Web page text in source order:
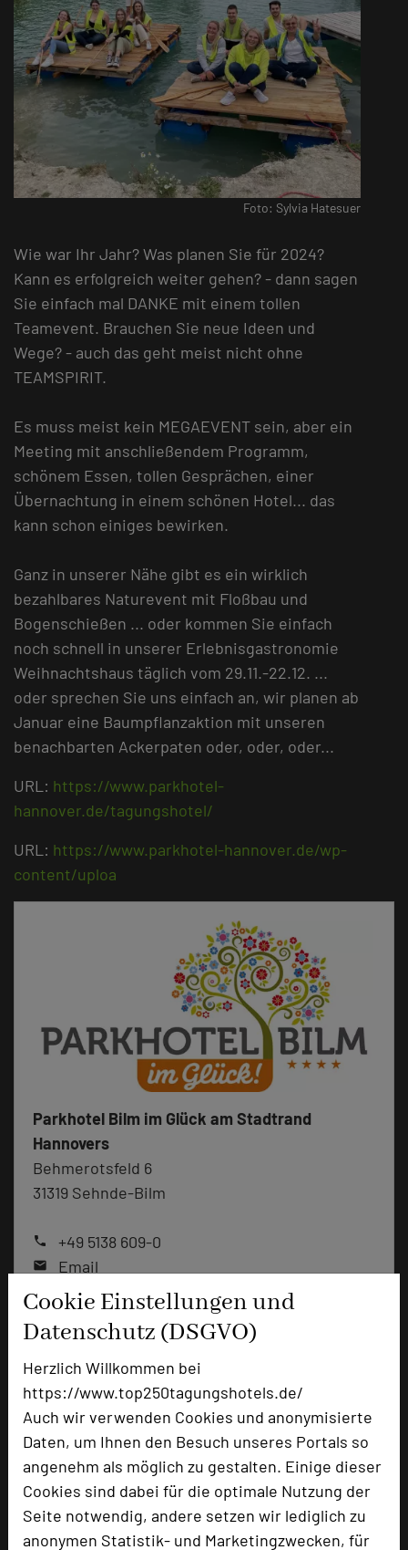
Cookie Einstellungen und
Datenschutz (DSGVO)
Herzlich Willkommen bei
https://www.top250tagungshotels.de/
Auch wir verwenden Cookies und anonymisierte
Daten, um Ihnen den Besuch unseres Portals so
angenehm als möglich zu gestalten. Einige dieser
Cookies sind dabei für die optimale Nutzung der
Seite notwendig, andere setzen wir lediglich zu
anonymen Statistik- und Marketingzwecken, für
Foto: Sylvia Hatesuer
Wie war Ihr Jahr? Was planen Sie für 2024?
Kann es erfolgreich weiter gehen? - dann sagen
Sie einfach mal DANKE mit einem tollen
Teamevent. Brauchen Sie neue Ideen und
Wege? - auch das geht meist nicht ohne
TEAMSPIRIT.
Es muss meist kein MEGAEVENT sein, aber ein
Meeting mit anschließendem Programm,
schönem Essen, tollen Gesprächen, einer
Übernachtung in einem schönen Hotel... das
kann schon einiges bewirken.
Ganz in unserer Nähe gibt es ein wirklich
bezahlbares Naturevent mit Floßbau und
Bogenschießen ... oder kommen Sie einfach
noch schnell in unserer Erlebnisgastronomie
Weihnachtshaus täglich vom 29.11.-22.12. ...
oder sprechen Sie uns einfach an, wir planen ab
Januar eine Baumpflanzaktion mit unseren
benachbarten Ackerpaten oder, oder, oder...
URL: https://www.parkhotel-
hannover.de/tagungshotel/
URL: https://www.parkhotel-hannover.de/wp-
content/uploa
Parkhotel Bilm im Glück am Stadtrand
Hannovers
Behmerotsfeld 6
31319 Sehnde-Bilm
phone +49 5138 609-0
mail Email
Homepage
zur Tagungsanfrage hinzufügen
Bewertung
Tagungsplaner
Tagungsleiter